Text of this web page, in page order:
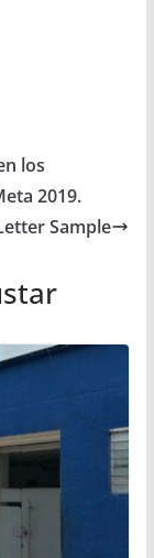
los
2019.
Sample